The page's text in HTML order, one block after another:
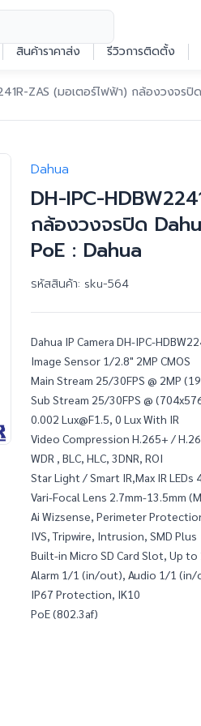
สินค้าราคาส่ง รีวิวการติดตั้ง
ZAS (มอเตอร์ไฟฟ้า) กล้องวงจรปิ
Dahua
DH-IPC-
กล้องวงจรปิด
PoE : Dahua
รหัสสินค้า: sku-564
Dahua IP Camera DH-IPC-
Image Sensor 1/2.8" 2MP CMOS
Main Stream 25/30FPS @ 2MP
Sub Stream 25/30FPS @
0.002 Lux@F1.5, 0 Lux With IR
Video Compression H.265+ /
WDR , BLC, HLC, 3DNR, ROI
Star Light / Smart IR,Max IR LEDs
Vari-Focal Lens 2.7mm-13.5mm
Ai Wizsense, Perimeter
IVS, Tripwire, Intrusion, SMD Plus
Built-in Micro SD Card Slot, Up to
Alarm 1/1 (in/out), Audio 1/1 (in/
IP67 Protection, IK10
PoE (802.3af)